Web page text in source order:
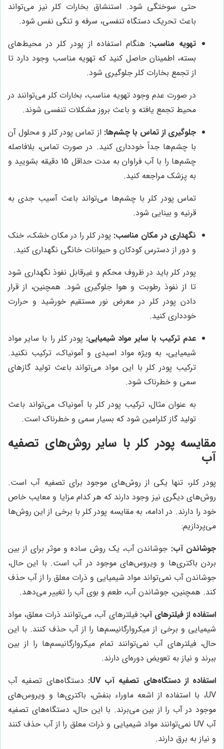
حتی سوختگی شود. استنشاق بخارات کلر نیز می‌تواند
باعث تحریک دستگاه تنفسی، سرفه و تنگی نفس شود.
تهویه مناسب: هنگام استفاده از پودر کلر در محیط‌های
بسته، اطمینان حاصل کنید که تهویه مناسب وجود دارد تا
از تجمع بخارات کلر جلوگیری شود.
در صورت عدم وجود تهویه مناسب، بخارات کلر می‌توانند در
محیط تجمع یافته و باعث بروز مشکلات تنفسی شوند.
جلوگیری از تماس با چشم‌ها: از تماس پودر کلر و محلول آن
با چشم‌ها جداً خودداری کنید. در صورت تماس، بلافاصله
چشم‌ها را با آب فراوان به مدت حداقل 15 دقیقه بشویید و
به پزشک مراجعه کنید.
تماس پودر کلر با چشم‌ها می‌تواند باعث آسیب جدی به
قرنیه و بینایی شود.
نگهداری در مکان مناسب: پودر کلر را در مکان خشک، خنک
و دور از دسترس کودکان و حیوانات خانگی نگهداری کنید.
پودر کلر باید در ظروف محکم و غیرقابل نفوذ نگهداری شود
تا از نفوذ رطوبت و هوا جلوگیری شود. همچنین، از قرار
دادن پودر کلر در معرض نور مستقیم خورشید و حرارت
خودداری کنید.
عدم ترکیب با سایر مواد شیمیایی: پودر کلر را با سایر مواد
شیمیایی، به ویژه مواد اسیدی و آمونیاک، ترکیب نکنید.
ترکیب پودر کلر با این مواد می‌تواند باعث تولید گازهای
سمی و خطرناک شود.
به عنوان مثال، ترکیب پودر کلر با آمونیاک می‌تواند باعث
تولید گاز کلرامین شود که بسیار سمی و خطرناک است.
مقایسه پودر کلر با سایر روش‌های تصفیه
آب
پودر کلر، تنها یکی از روش‌های موجود برای تصفیه آب است.
روش‌های دیگری نیز وجود دارند که هر کدام مزایا و معایب خاص
خود را دارند. در ادامه، به مقایسه پودر کلر با برخی از این روش‌ها
می‌پردازیم:
جوشاندن آب: جوشاندن آب، یک روش ساده و موثر برای از بین
بردن باکتری‌ها و ویروس‌های موجود در آب است. با این حال،
جوشاندن آب نمی‌تواند مواد شیمیایی و ذرات معلق را از آب حذف
کند. همچنین، جوشاندن آب، طعم و بوی آب را تغییر می‌دهد.
استفاده از فیلترهای آب: فیلترهای آب، می‌توانند ذرات معلق، مواد
شیمیایی و برخی از میکروارگانیسم‌ها را از آب حذف کنند. با این
حال، فیلترهای آب نمی‌توانند تمام میکروارگانیسم‌ها را از بین
ببرند و نیاز به تعویض دوره‌ای دارند.
استفاده از دستگاه‌های تصفیه آب UV:
دستگاه‌های تصفیه آب
UV، با استفاده از اشعه ماوراء بنفش، باکتری‌ها و ویروس‌های
موجود در آب را از بین می‌برند. با این حال، دستگاه‌های تصفیه
آب UV نمی‌توانند مواد شیمیایی و ذرات معلق را از آب حذف کنند
و نیاز به برق دارند.